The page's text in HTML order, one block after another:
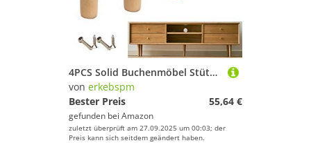
4PCS Solid Buchenmöbel Stützbeine, Ersatzsofa Bettfüße, vertikale Holzküchentisch -Bein, Esstisch Couchtisch Füße für Schrank, Bank, TV -Schrank, mit Montage -Acces
von erkebspm
Bester Preis
55,64 €
gefunden bei Amazon
zuletzt überprüft am 27.09.2025 um 00:03; der
Preis kann sich seitdem geändert haben.